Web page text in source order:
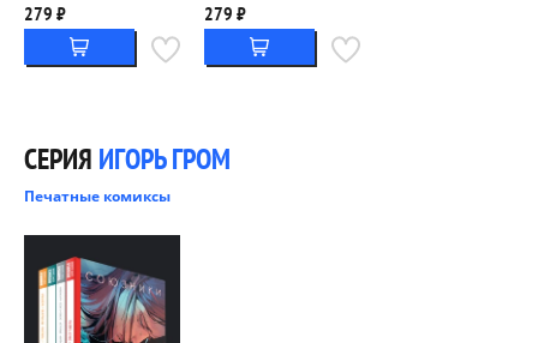
279 ₽ 279 ₽
СЕРИЯ ИГОРЬ ГРОМ
Печатные комиксы